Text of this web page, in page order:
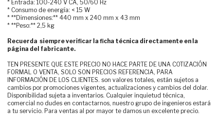
* Entrada: 100-240 V CA, 50/60 Hz
* Consumo de energía: < 15 W
* **Dimensiones:** 440 mm x 240 mm x 43 mm
* **Peso:** 2,5 kg
Recuerda siempre verificar la ficha técnica directamente en la
página del fabricante.
TEN PRESENTE QUE ESTE PRECIO NO HACE PARTE DE UNA COTIZACIÓN
FORMAL O VENTA, SOLO SON PRECIOS REFERENCIA, PARA
INFORMACIÓN DE LOS CLIENTES. son valores totales, están sujetos a
cambios por promociones vigentes, actualizaciones y cambios del dolar.
Disponibilidad sujeta a inventarios. Cualquier inquietud técnica,
comercial no dudes en contactarnos, nuestro grupo de ingenieros estará
a tu servicio. Para ventas al por mayor te damos un excelente precio.